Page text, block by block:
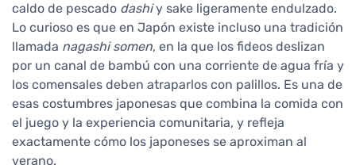
caldo de pescado dashiy sake ligeramente endulzado.
Lo curioso es que en Japón existe incluso una tradición
llamada nagashi somen, en la que los fideos deslizan
por un canal de bambú con una corriente de agua fría y
los comensales deben atraparlos con palillos. Es una de
esas costumbres japonesas que combina la comida con
el juego y la experiencia comunitaria, y refleja
exactamente cómo los japoneses se aproximan al
verano.